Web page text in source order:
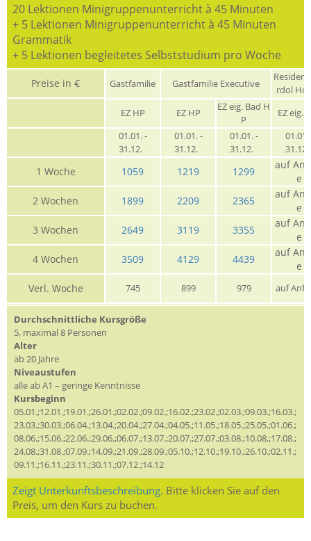
20 Lektionen Minigruppenunterricht à 45 Minuten
+ 5 Lektionen Minigruppenunterricht à 45 Minuten
Grammatik
+ 5 Lektionen begleitetes Selbststudium pro Woche
Preise in € Gastfamilie Gastfamilie Executive
rdol
EZ HP
EZ HP
EZ eig. Bad H
P
EZ eig.
01.01. -
31.12.
01.01. -
31.12.
01.01. -
31.12.
01.01.
1 Woche 1059 1219 1299
auf
e
2 Wochen
1899 2209 2365
auf
e
3 Wochen
2649 3119 3355
auf
e
4 Wochen
3509 4129 4439
auf
e
Verl. Woche
745 899 979 auf
Durchschnittliche Kursgröße
5, maximal 8 Personen
Alter
ab 20 Jahre
Niveaustufen
alle ab A1 – geringe Kenntnisse
Kursbeginn
05.01.;12.01.;19.01.;26.01.;02.02.;09.02.;16.02.;23.02.;02.03.;09.03.;16.03.;
23.03.;30.03.;06.04.;13.04.;20.04.;27.04.;04.05.;11.05.;18.05.;25.05.;01.06.;
08.06.;15.06.;22.06.;29.06.;06.07.;13.07.;20.07.;27.07.;03.08.;10.08.;17.08.;
24.08.;31.08.;07.09.;14.09.;21.09.;28.09.;05.10.;12.10.;19.10.;26.10.;02.11.;
09.11.;16.11.;23.11.;30.11.;07.12.;14.12
Zeigt Unterkunftsbeschreibung. Bitte klicken Sie auf den
Preis, um den Kurs zu buchen.